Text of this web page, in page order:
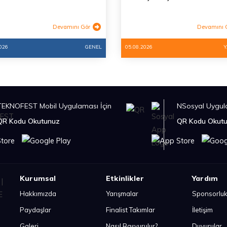
Devamını Gör
GENEL
Devamını
05.08.2026
Mobil Uygulaması İçin
Kodu Okutunuz
NSosyal
QR Kodu
Kurumsal
Hakkımızda
Paydaşlar
Etkinlikler
Yarışmalar
Finalist Takımlar
Yardım
Sponsorluk
İletişim